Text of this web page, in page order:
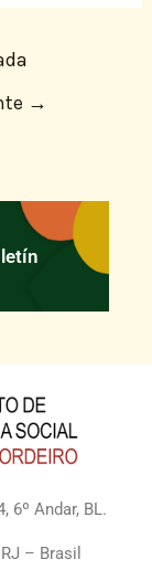
→
6º Andar, BL.
– Brasil